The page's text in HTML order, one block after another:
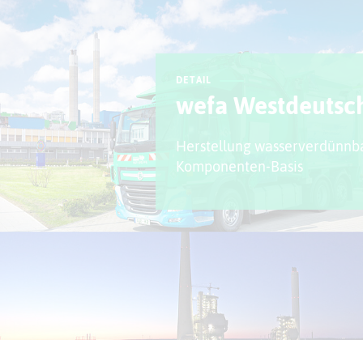
DETAIL
wefa
Herstellung
Komponenten-Basis